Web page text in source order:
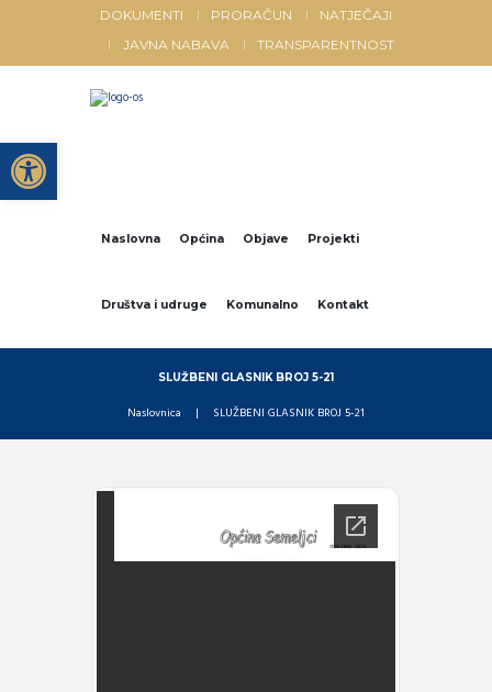
DOKUMENTI PRORAČUN
NATJEČAJI
JAVNA NABAVA
TRANSPARENTNOST
Naslovna Općina Objave Projekti
Društva i udruge Komunalno Kontakt
SLUŽBENI GLASNIK BROJ 5-21
Naslovnica SLUŽBENI GLASNIK BROJ 5-21
Open toolbar